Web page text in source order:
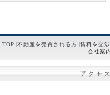
TOP |不動産を売買される方 |賃料を交
会社案内
アクセ